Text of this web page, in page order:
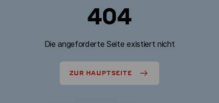
404
Die angeforderte Seite existiert nicht
ZUR HAUPTSEITE